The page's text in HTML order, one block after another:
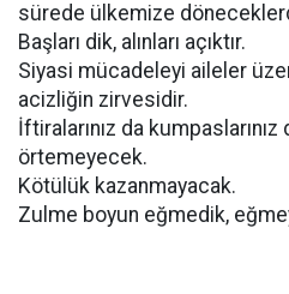
sürede ülkemize
Başları dik, alınları açıktır.
Siyasi mücadeleyi aileler
acizliğin zirvesidir.
İftiralarınız da
örtemeyecek.
Kötülük kazanmayacak.
Zulme boyun eğmedik,